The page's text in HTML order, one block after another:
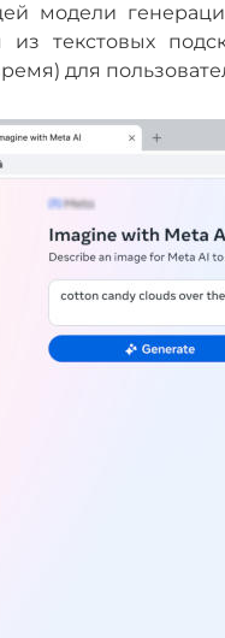
модели
из текстовых
для